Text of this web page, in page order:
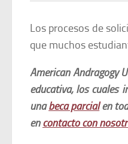
Los procesos de
que muchos
American Andragogy
educativa, los cuales
unabeca parcialen
encontacto con